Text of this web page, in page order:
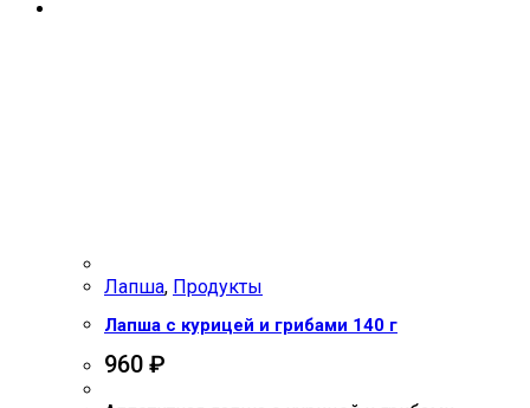
Лапша, Продукты
Лапша с курицей и грибами 140 г
960 ₽